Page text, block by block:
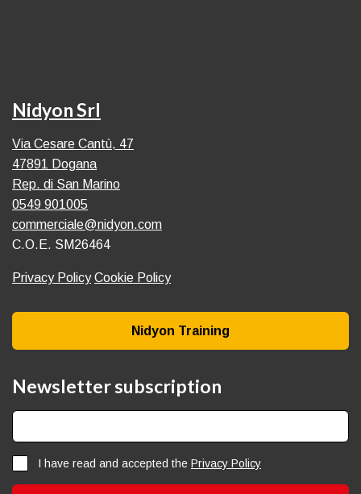
Nidyon Srl
Via Cesare Cantù, 47
47891 Dogana
Rep. di San Marino
0549 901005
commerciale@nidyon.com
C.O.E. SM26464
Privacy Policy Cookie Policy
Nidyon Training
Newsletter subscription
I have read and accepted the Privacy Policy